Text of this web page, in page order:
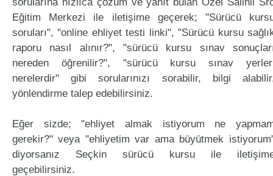
Eğitim Merkezi ile iletişime geçerek; "Sürücü
soruları", "online ehliyet testi linki", "Sürücü kursu
raporu nasıl alınır?", "sürücü kursu sınav
nereden öğrenilir?", "sürücü kursu sınav
nerelerdir" gibi sorularınızı sorabilir, bilgi
yönlendirme talep edebilirsiniz.
Eğer sizde; "ehliyet almak istiyorum ne
gerekir?" veya "ehliyetim var ama büyütmek
diyorsanız Seçkin sürücü kursu ile
geçebilirsiniz.